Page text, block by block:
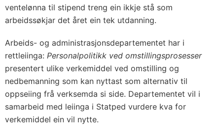
ventelønna til stipend treng ein ikkje stå som
arbeidssøkjar det året ein tek utdanning.
Arbeids- og administrasjonsdepartementet har i
rettleiinga: Personalpolitikk ved omstillingsprosesser
presentert ulike verkemiddel ved omstilling og
nedbemanning som kan nyttast som alternativ til
oppseiing frå verksemda si side. Departementet vil i
samarbeid med leiinga i Statped vurdere kva for
verkemiddel ein vil nytte.